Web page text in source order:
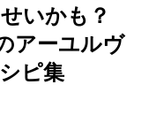
いかも？
アーユルヴ
ピ集